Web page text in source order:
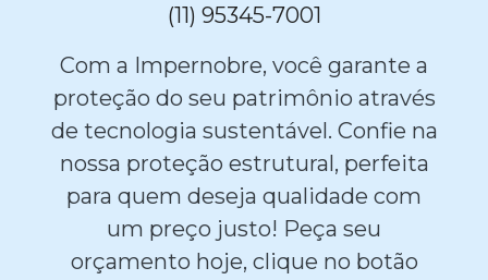
(11) 95345-7001
Com a Impernobre, você garante a
proteção do seu patrimônio através
de tecnologia sustentável. Confie na
nossa proteção estrutural, perfeita
para quem deseja qualidade com
um preço justo! Peça seu
orçamento hoje, clique no botão